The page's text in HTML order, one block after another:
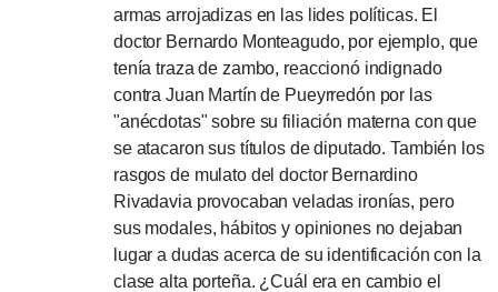
armas arrojadizas en las lides políticas. El
doctor Bernardo Monteagudo, por ejemplo, que
tenía traza de zambo, reaccionó indignado
contra Juan Martín de Pueyrredón por las
"anécdotas" sobre su filiación materna con que
se atacaron sus títulos de diputado.También los
rasgos de mulato del doctor Bernardino
Rivadavia provocaban veladas ironías, pero
sus modales, hábitos y opiniones no dejaban
lugar a dudas acerca de su identificación con la
clase alta porteña. ¿Cuál era en cambio el